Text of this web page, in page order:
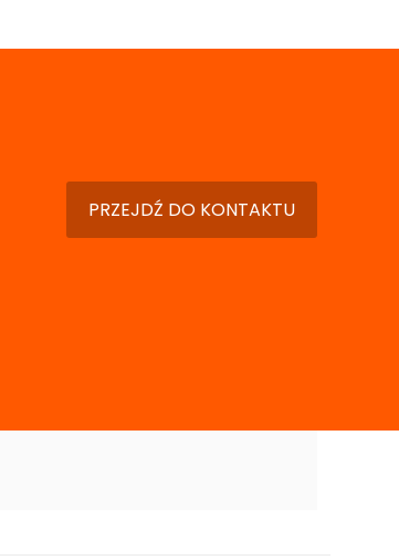
PRZEJDŹ DO KONTAKTU